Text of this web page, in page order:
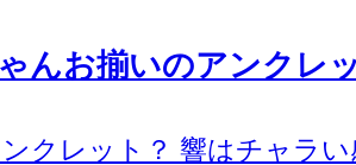
んお揃いのアンクレ
クレット？ 響はチャラ